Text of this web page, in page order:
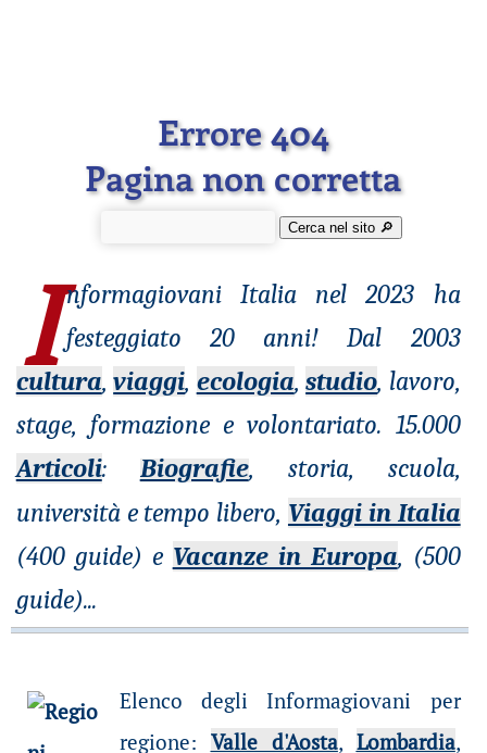
Errore 404
Pagina non corretta
Cerca nel sito 🔎︎
I nformagiovaniItalia nel 2023 ha
festeggiato 20 anni! Dal 2003
cultura,viaggi, ecologia,studio, lavoro,
stage, formazione e volontariato. 15.000
Articoli: Biografie, storia, scuola,
università e tempo libero, Viaggi in Italia
(400 guide) e Vacanze in Europa, (500
guide)...
Elenco degli Informagiovani per
regione: Valle d'Aosta, Lombardia,